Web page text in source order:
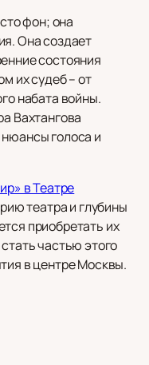
фон; она
Она создает
состояния
их судеб – от
набата войны.
Вахтангова
голоса и
в Театре
театра и глубины
приобретать их
частью этого
в центре Москвы.